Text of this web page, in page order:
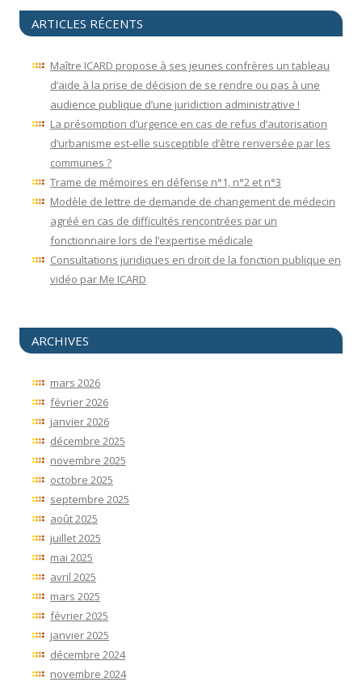
ARTICLES RÉCENTS
Maître ICARD propose à ses jeunes confrères un tableau
d’aide à la prise de décision de se rendre ou pas à une
audience publique d’une juridiction administrative !
La présomption d’urgence en cas de refus d’autorisation
d’urbanisme est-elle susceptible d’être renversée par les
communes ?
Trame de mémoires en défense n°1, n°2 et n°3
Modèle de lettre de demande de changement de médecin
agréé en cas de difficultés rencontrées par un
fonctionnaire lors de l’expertise médicale
Consultations juridiques en droit de la fonction publique en
vidéo par Me ICARD
ARCHIVES
mars 2026
février 2026
janvier 2026
décembre 2025
novembre 2025
octobre 2025
septembre 2025
août 2025
juillet 2025
mai 2025
avril 2025
mars 2025
février 2025
janvier 2025
décembre 2024
novembre 2024